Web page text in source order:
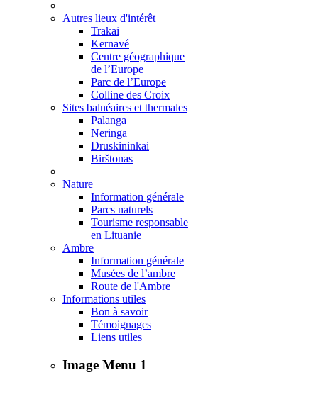
Autres lieux d'intérêt
Trakai
Kernavé
Centre géographique
de l’Europe
Parc de l’Europe
Colline des Croix
Sites balnéaires et thermales
Palanga
Neringa
Druskininkai
Birštonas
Nature
Information générale
Parcs naturels
Tourisme responsable
en Lituanie
Ambre
Information générale
Musées de l’ambre
Route de l'Ambre
Informations utiles
Bon à savoir
Témoignages
Liens utiles
Image Menu 1